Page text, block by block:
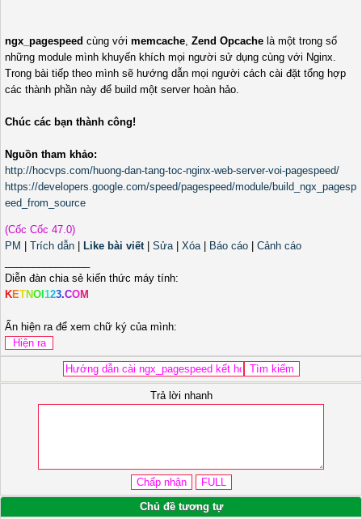
ngx_pagespeed cùng với memcache, Zend Opcache là một trong số
những module mình khuyến khích mọi người sử dụng cùng với Nginx.
Trong bài tiếp theo mình sẽ hướng dẫn mọi người cách cài đặt tổng hợp
các thành phần này để build một server hoàn hảo.
Chúc các bạn thành công!
Nguồn tham khảo:
http://hocvps.com/huong-dan-tang-toc-nginx-web-server-voi-pagespeed/
https://developers.google.com/speed/pagespeed/module/build_ngx_pagesp
eed_from_source
(Cốc Cốc 47.0)
PM
Trích dẫn Like bài viết| Sửa| Xóa| Báo cáo
Cảnh cáo
Diễn đàn chia sẻ kiến thức máy tính:
KETNO 123.COM
Ấn hiện ra để xem chữ ký của mình:
Trả lời nhanh
Chủ đề tương tự